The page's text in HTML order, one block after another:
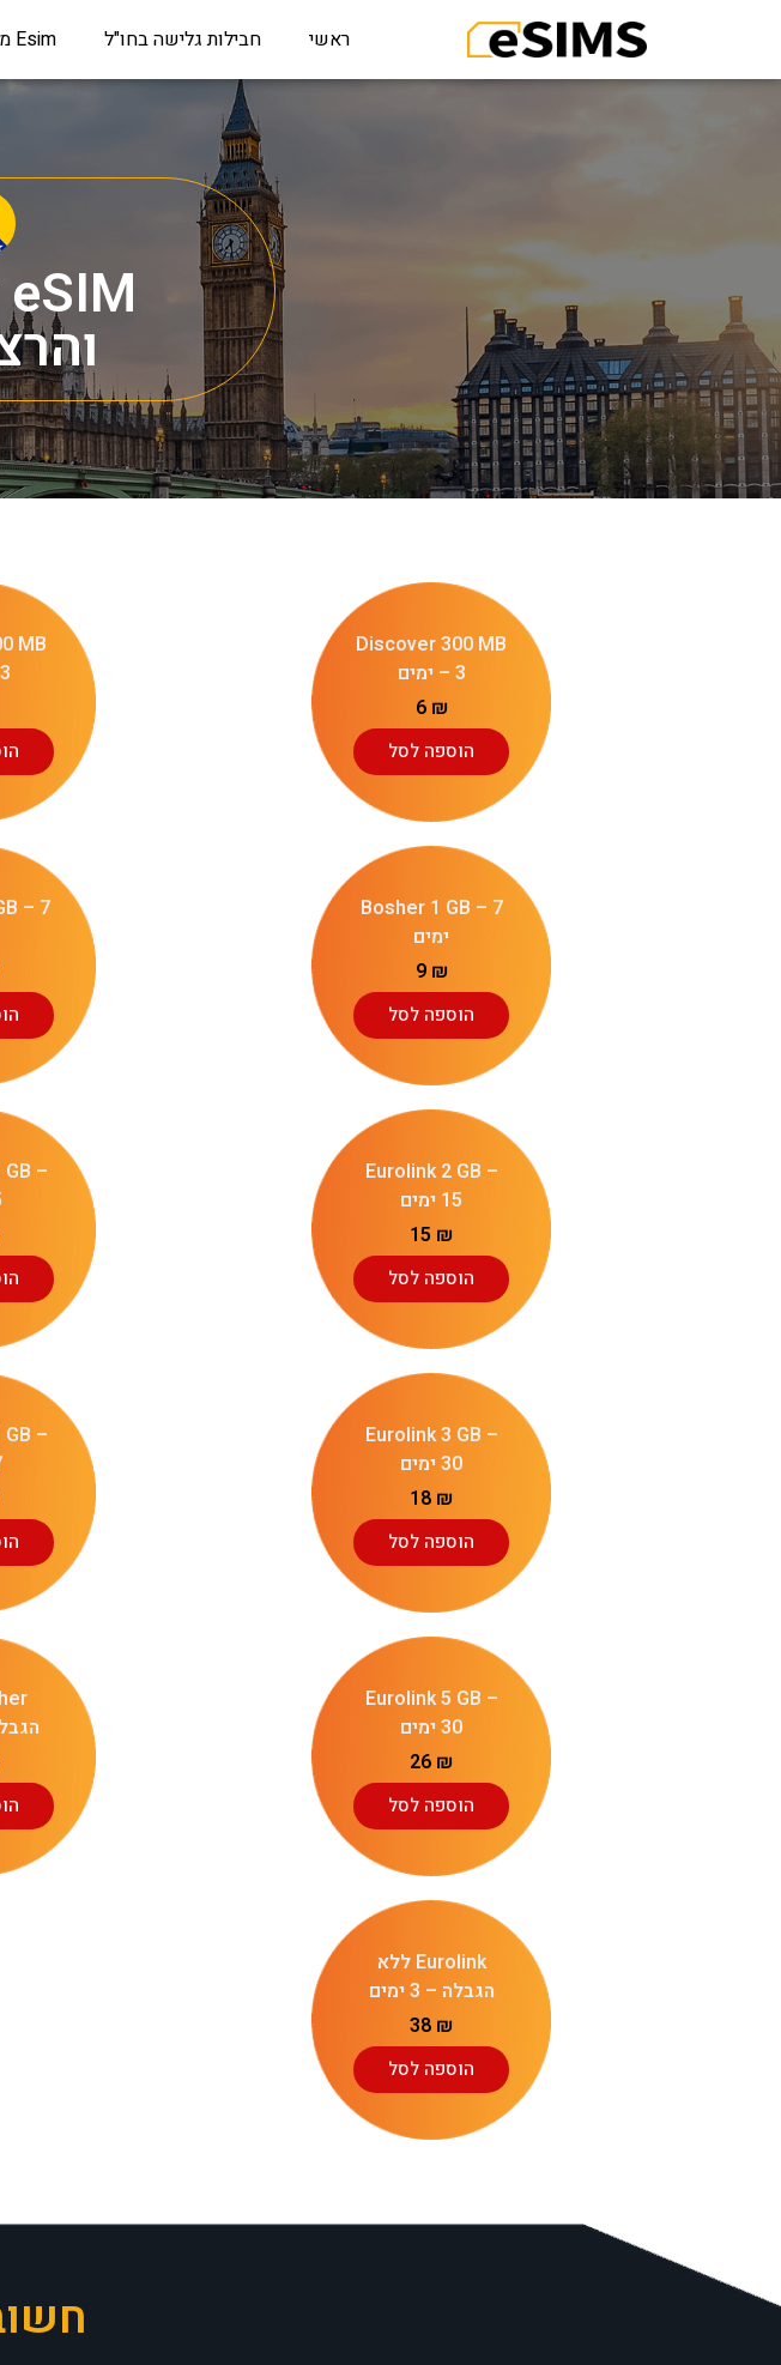
ראשי חבילות גלישה בחו"ל Esim מכשירים תומכים
Discover 300 MB
– 3 ימים
6 ₪
הוספה לסל
MB
–
Bosher 1 GB – 7
ימים
9 ₪
הוספה לסל
– 7
Eurolink 2 GB –
15 ימים
15 ₪
הוספה לסל
–
Eurolink 3 GB –
30 ימים
18 ₪
הוספה לסל
–
Eurolink 5 GB –
30 ימים
26 ₪
הוספה לסל
הגבלה
Eurolink ללא
הגבלה – 3 ימים
38 ₪
הוספה לסל